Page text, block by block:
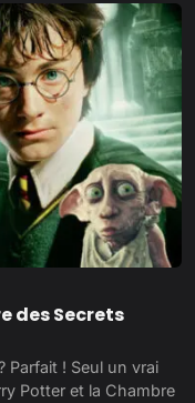
des Secrets
Parfait ! Seul un vrai
Potter et la Chambre